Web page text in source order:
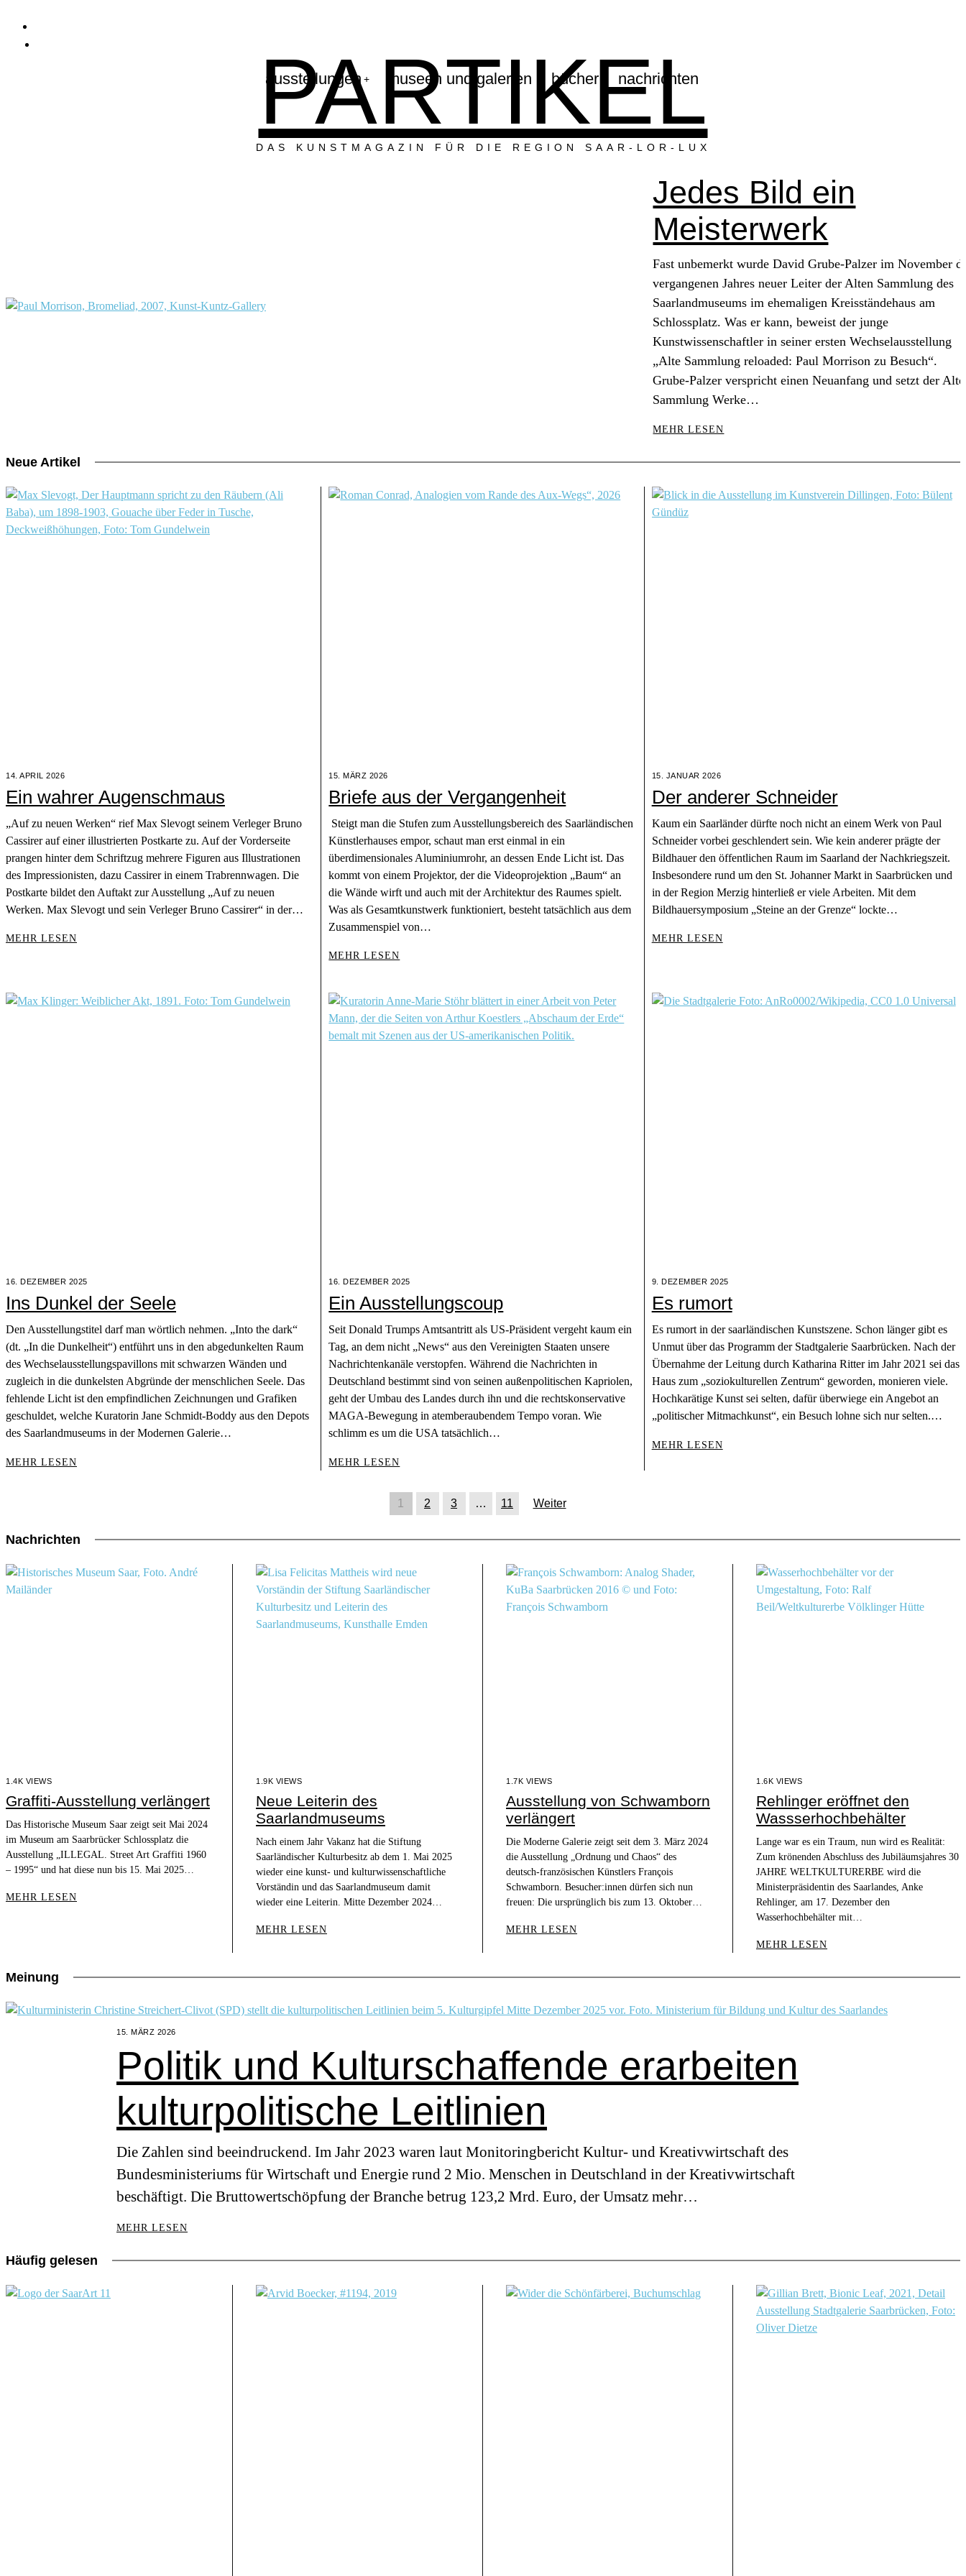
ausstellungen museen und galerien bücher nachrichten
PARTIKEL
DAS KUNSTMAGAZIN FÜR DIE REGION SAAR-LOR-LUX
Jedes Bild ein
Meisterwerk
Fast unbemerkt wurde David Grube-Palzer im November
vergangenen Jahres neuer Leiter der Alten Sammlung des
Saarlandmuseums im ehemaligen Kreisständehaus am
Schlossplatz. Was er kann, beweist der junge
Kunstwissenschaftler in seiner ersten Wechselausstellung
„Alte Sammlung reloaded: Paul Morrison zu Besuch“.
Grube-Palzer verspricht einen Neuanfang und setzt der
Sammlung Werke…
MEHR LESEN
Neue Artikel
14. APRIL 2026
Ein wahrer Augenschmaus
„Auf zu neuen Werken“ rief Max Slevogt seinem Verleger Bruno
Cassirer auf einer illustrierten Postkarte zu. Auf der Vorderseite
prangen hinter dem Schriftzug mehrere Figuren aus Illustrationen
des Impressionisten, dazu Cassirer in einem Trabrennwagen. Die
Postkarte bildet den Auftakt zur Ausstellung „Auf zu neuen
Werken. Max Slevogt und sein Verleger Bruno Cassirer“ in der…
MEHR LESEN
15. MÄRZ 2026
Briefe aus der Vergangenheit
Steigt man die Stufen zum Ausstellungsbereich des Saarländischen
Künstlerhauses empor, schaut man erst einmal in ein
überdimensionales Aluminiumrohr, an dessen Ende Licht ist. Das
kommt von einem Projektor, der die Videoprojektion „Baum“ an
die Wände wirft und auch mit der Architektur des Raumes spielt.
Was als Gesamtkunstwerk funktioniert, besteht tatsächlich aus dem
Zusammenspiel von…
MEHR LESEN
15. JANUAR 2026
Der anderer Schneider
Kaum ein Saarländer dürfte noch nicht an einem Werk von Paul
Schneider vorbei geschlendert sein. Wie kein anderer prägte der
Bildhauer den öffentlichen Raum im Saarland der Nachkriegszeit.
Insbesondere rund um den St. Johanner Markt in Saarbrücken und
in der Region Merzig hinterließ er viele Arbeiten. Mit dem
Bildhauersymposium „Steine an der Grenze“ lockte…
MEHR LESEN
16. DEZEMBER 2025
Ins Dunkel der Seele
Den Ausstellungstitel darf man wörtlich nehmen. „Into the dark“
(dt. „In die Dunkelheit“) entführt uns in den abgedunkelten Raum
des Wechselausstellungspavillons mit schwarzen Wänden und
zugleich in die dunkelsten Abgründe der menschlichen Seele. Das
fehlende Licht ist den empfindlichen Zeichnungen und Grafiken
geschuldet, welche Kuratorin Jane Schmidt-Boddy aus den Depots
des Saarlandmuseums in der Modernen Galerie…
MEHR LESEN
16. DEZEMBER 2025
Ein Ausstellungscoup
Seit Donald Trumps Amtsantritt als US-Präsident vergeht kaum ein
Tag, an dem nicht „News“ aus den Vereinigten Staaten unsere
Nachrichtenkanäle verstopfen. Während die Nachrichten in
Deutschland bestimmt sind von seinen außenpolitischen Kapriolen,
geht der Umbau des Landes durch ihn und die rechtskonservative
MAGA-Bewegung in atemberaubendem Tempo voran. Wie
schlimm es um die USA tatsächlich…
MEHR LESEN
9. DEZEMBER 2025
Es rumort
Es rumort in der saarländischen Kunstszene. Schon länger gibt es
Unmut über das Programm der Stadtgalerie Saarbrücken. Nach der
Übernahme der Leitung durch Katharina Ritter im Jahr 2021 sei das
Haus zum „soziokulturellen Zentrum“ geworden, monieren viele.
Hochkarätige Kunst sei selten, dafür überwiege ein Angebot an
„politischer Mitmachkunst“, ein Besuch lohne sich nur selten.…
MEHR LESEN
1 2 3 … 11 Weiter
Nachrichten
1.4K VIEWS
Graffiti-Ausstellung verlängert
Das Historische Museum Saar zeigt seit Mai 2024
im Museum am Saarbrücker Schlossplatz die
Ausstellung „ILLEGAL. Street Art Graffiti 1960
– 1995“ und hat diese nun bis 15. Mai 2025…
MEHR LESEN
1.9K VIEWS
Neue Leiterin des
Saarlandmuseums
Nach einem Jahr Vakanz hat die Stiftung
Saarländischer Kulturbesitz ab dem 1. Mai 2025
wieder eine kunst- und kulturwissenschaftliche
Vorständin und das Saarlandmuseum damit
wieder eine Leiterin. Mitte Dezember 2024…
MEHR LESEN
1.7K VIEWS
Ausstellung von Schwamborn
verlängert
Die Moderne Galerie zeigt seit dem 3. März 2024
die Ausstellung „Ordnung und Chaos“ des
deutsch-französischen Künstlers François
Schwamborn. Besucher:innen dürfen sich nun
freuen: Die ursprünglich bis zum 13. Oktober…
MEHR LESEN
1.6K VIEWS
Rehlinger eröffnet den
Wassserhochbehälter
Lange war es ein Traum, nun wird es Realität:
Zum krönenden Abschluss des Jubiläumsjahres 30
JAHRE WELTKULTURERBE wird die
Ministerpräsidentin des Saarlandes, Anke
Rehlinger, am 17. Dezember den
Wasserhochbehälter mit…
MEHR LESEN
Meinung
15. MÄRZ 2026
Politik und Kulturschaffende erarbeiten
kulturpolitische Leitlinien
Die Zahlen sind beeindruckend. Im Jahr 2023 waren laut Monitoringbericht Kultur- und Kreativwirtschaft des
Bundesministeriums für Wirtschaft und Energie rund 2 Mio. Menschen in Deutschland in der Kreativwirtschaft
beschäftigt. Die Bruttowertschöpfung der Branche betrug 123,2 Mrd. Euro, der Umsatz mehr…
MEHR LESEN
Häufig gelesen